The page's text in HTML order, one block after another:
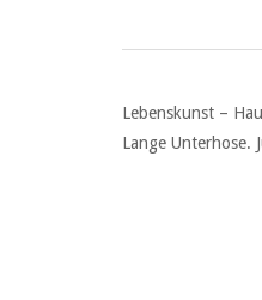
Lebenskunst –
Lange Unterhose.